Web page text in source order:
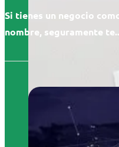
Si tienes un negocio
nombre, seguramente